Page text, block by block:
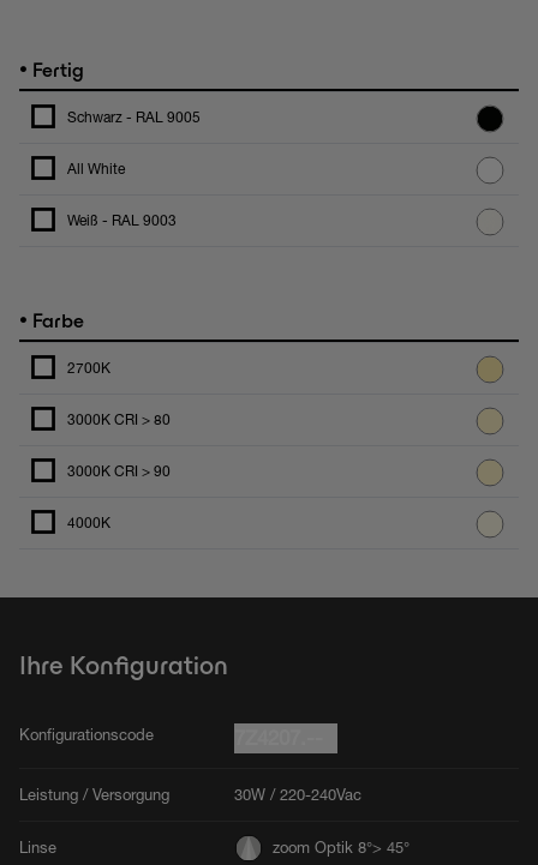
• Fertig
Schwarz - RAL 9005
All White
Weiß - RAL 9003
• Farbe
2700K
3000K CRI > 80
3000K CRI > 90
4000K
Ihre Konfiguration
Konfigurationscode
Leistung / Versorgung 30W / 220-240Vac
Linse zoom Optik 8°> 45°